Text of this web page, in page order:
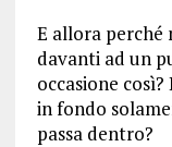
E allora perché
davanti ad un
occasione
in fondo
passa dentro?